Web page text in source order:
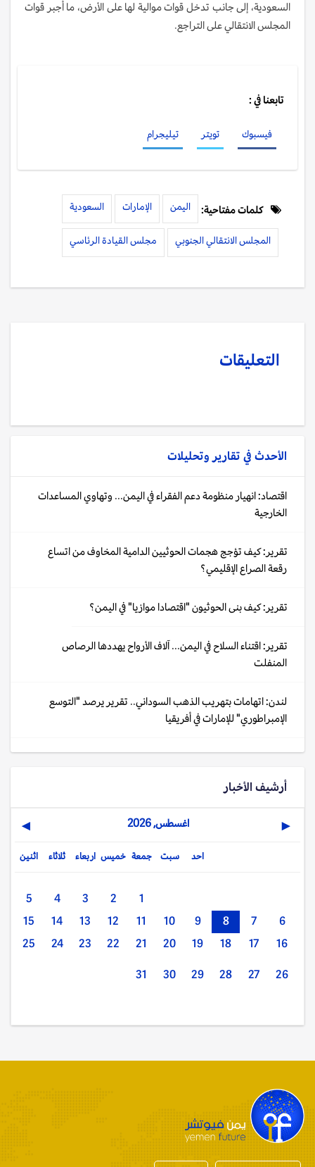
السعودية، إلى جانب تدخل قوات موالية لها على الأرض، ما أجبر قوات
المجلس الانتقالي على التراجع.
تابعنا في :
فيسبوك تويتر تيليجرام
كلمات مفتاحية: اليمن الإمارات السعودية
المجلس الانتقالي الجنوبي مجلس القيادة الرئاسي
التعليقات
الأحدث في تقارير وتحليلات
اقتصاد: انهيار منظومة دعم الفقراء في اليمن... وتهاوي المساعدات
الخارجية
تقرير: كيف تؤجج هجمات الحوثيين الدامية المخاوف من اتساع
رقعة الصراع الإقليمي؟
تقرير: كيف بنى الحوثيون "اقتصادا موازيا" في اليمن؟
تقرير: اقتناء السلاح في اليمن... آلاف الأرواح يهددها الرصاص
المنفلت
لندن: اتهامات بتهريب الذهب السوداني.. تقرير يرصد "التوسع
الإمبراطوري" للإمارات في أفريقيا
أرشيف الأخبار
◀ اغسطس, 2026 ▶
اثنين ثلاثاء اربعاء خميس جمعة سبت احد
1
2
3
4
5
6
7
8
9
10
11
12
13
14
15
16
17
18
19
20
21
22
23
24
25
26
27
28
29
30
31